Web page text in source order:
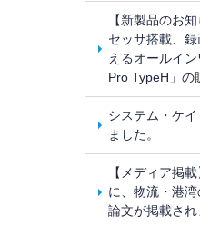
【新製品のお
セッサ搭載、
えるオールイ
Pro TypeH」の
システム・ケ
ました。
【メディア掲
に、物流・港
論文が掲載され